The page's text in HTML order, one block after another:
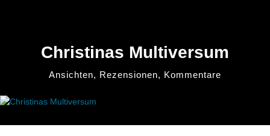
Christinas Multiversum
Ansichten, Rezensionen, Kommentare